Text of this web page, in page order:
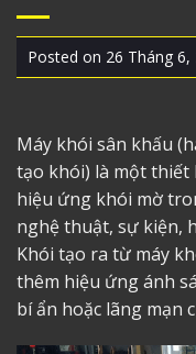
Posted on 26 Tháng 6,
Máy khói sân khấu
tạo khói) là một thiết
hiệu ứng khói mờ
nghệ thuật, sự kiện,
Khói tạo ra từ máy
thêm hiệu ứng ánh
bí ẩn hoặc lãng mạn